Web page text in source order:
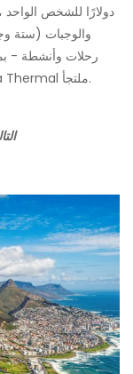
دولارًا للشخص الواحد
رحلات وأنشطة -
جندول الغابات المطيرة و Tabacón Grand Spa Thermal ملتجأ.